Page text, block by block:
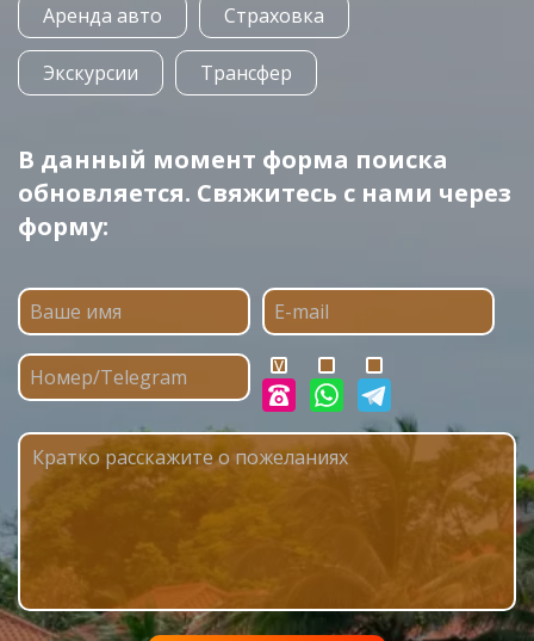
Аренда авто Страховка
Экскурсии Трансфер
В данный момент форма поиска
обновляется. Свяжитесь с нами через
форму: